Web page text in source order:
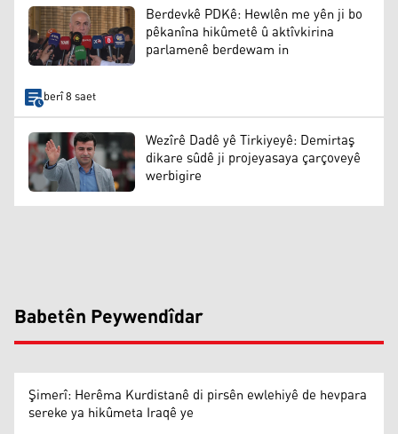
Berdevkê PDKê: Hewlên me yên ji bo
pêkanîna hikûmetê û aktîvkirina
parlamenê berdewam in
berî 8 saet
Wezîrê Dadê yê Tirkiyeyê: Demirtaş
dikare sûdê ji projeyasaya çarçoveyê
werbigire
Babetên Peywendîdar
Şimerî: Herêma Kurdistanê di pirsên ewlehiyê de hevpara
sereke ya hikûmeta Iraqê ye